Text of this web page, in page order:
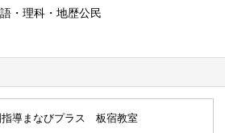
・理科・地歴公民
指導まなびプラス 板宿教室